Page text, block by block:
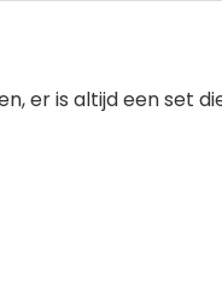
er is altijd een set